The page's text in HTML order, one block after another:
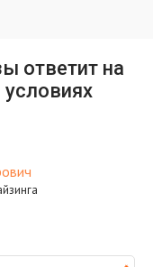
ответит на